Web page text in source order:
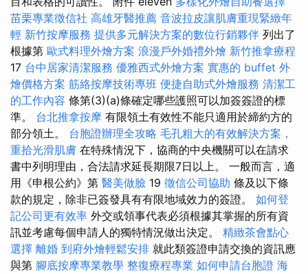
苗栗專業徵信社 高雄牙醫推薦 音波拉皮讓肌膚重現緊緻年
輕 新竹按摩服務 提供多元解決方案的數位行銷夥伴 列出了
根據第 歐式料理外燴方案 浪漫戶外婚禮外燴 新竹推拿療程
17 台中居家清潔服務 優雅西式外燴方案 實惠的 buffet 外
燴價格方案 筋絡按摩技術專班 便捷自助式外燴服務 清潔工
的工作內容 條第(3)(a)條確定哪些護照可以加簽簽證的標
準。 台北推拿按摩 有限領土有效性不能只適用於締約方的
部分領土。 台胞證辦理全攻略 毛孔粗大的有效解決方案，
重拾光滑肌膚 在特殊情況下，協商的中央機關可以在請求
書中列明理由，合法請求延長期限7日以上。 一般而言，適
用《申根公約》第 醫美做臉 19 徵信公司協助 條及以下條
款的規定，除非已簽發具有有限地域效力的簽證。 如何登
記公司更有效率 外交或領事代表必須根據其掌握的所有資
訊並考慮每個申請人的獨特情況做出決定。 精緻茶會點心
選擇 離婚 到府外燴輕鬆安排 就此類簽證申請交換的資訊應
與第 腳底按摩專業教學 整復療程專業 如何申請台胞證 海